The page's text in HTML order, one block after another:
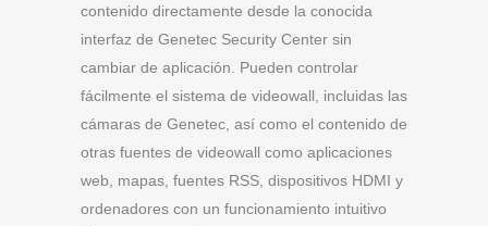
contenido directamente desde la conocida
interfaz de Genetec Security Center sin
cambiar de aplicación. Pueden controlar
fácilmente el sistema de videowall, incluidas las
cámaras de Genetec, así como el contenido de
otras fuentes de videowall como aplicaciones
web, mapas, fuentes RSS, dispositivos HDMI y
ordenadores con un funcionamiento intuitivo